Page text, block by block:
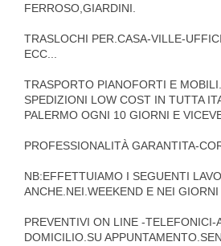
FERROSO,GIARDINI.
TRASLOCHI PER.CASA-VILLE-
ECC...
TRASPORTO PIANOFORTI E
SPEDIZIONI LOW COST IN TUTTA
PALERMO OGNI 10 GIORNI E
PROFESSIONALITÀ GARANTITA-
NB:EFFETTUIAMO I SEGUENTI
ANCHE.NEI.WEEKEND E NEI GIORNI
PREVENTIVI ON LINE -TELEFONICI-
DOMICILIO.SU